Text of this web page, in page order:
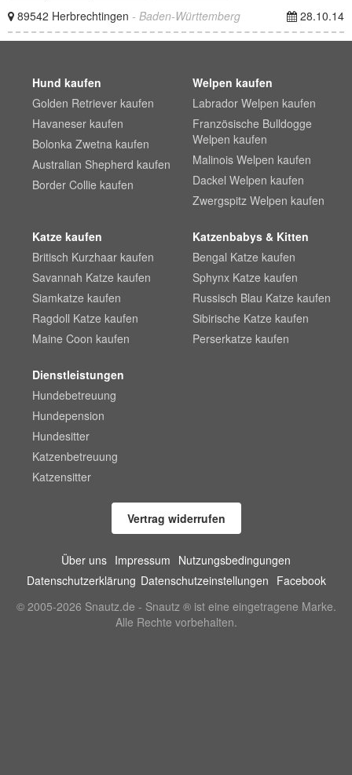
89542 Herbrechtingen - Baden-Württemberg 28.10.14
Hund kaufen
Golden Retriever kaufen
Havaneser kaufen
Bolonka Zwetna kaufen
Australian Shepherd kaufen
Border Collie kaufen
Welpen kaufen
Labrador Welpen kaufen
Französische Bulldogge
Welpen kaufen
Malinois Welpen kaufen
Dackel Welpen kaufen
Zwergspitz Welpen kaufen
Katze kaufen
Britisch Kurzhaar kaufen
Savannah Katze kaufen
Siamkatze kaufen
Ragdoll Katze kaufen
Maine Coon kaufen
Katzenbabys & Kitten
Bengal Katze kaufen
Sphynx Katze kaufen
Russisch Blau Katze kaufen
Sibirische Katze kaufen
Perserkatze kaufen
Dienstleistungen
Hundebetreuung
Hundepension
Hundesitter
Katzenbetreuung
Katzensitter
Vertrag widerrufen
Über uns Impressum Nutzungsbedingungen
Datenschutzerklärung Datenschutzeinstellungen Facebook
© 2005-2026 Snautz.de - Snautz ® ist eine eingetragene Marke.
Alle Rechte vorbehalten.